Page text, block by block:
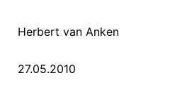
Herbert van Anken
27.05.2010